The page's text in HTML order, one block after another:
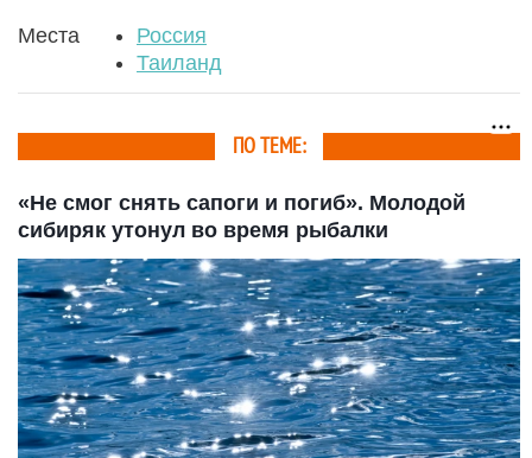
Места
Россия
Таиланд
ПО ТЕМЕ:
«Не смог снять сапоги и погиб». Молодой
сибиряк утонул во время рыбалки